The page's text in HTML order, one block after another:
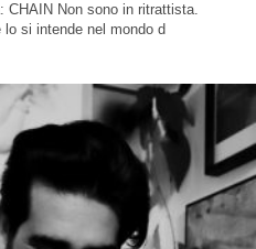
CHAIN Non sono in ritrattista.
si intende nel mondo d